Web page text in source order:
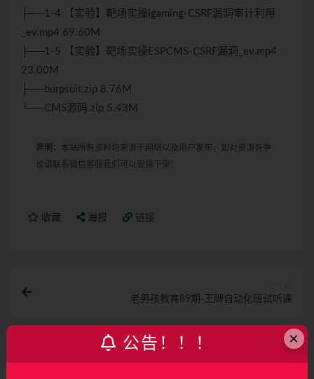
├──1-4 【实验】靶场实操igaming-CSRF漏洞审计利用
_ev.mp4 69.60M
├──1-5 【实验】靶场实操ESPCMS-CSRF漏洞_ev.mp4
23.00M
├──burpsuit.zip 8.76M
└──CMS源码.zip 5.43M
声明： 本站所有资料均来源于网络以及用户发布，如对资源有争
议请联系微信客服我们可以安排下架！
收藏 海报 链接
老男孩教育89期-王牌自动化班试听课
×
公告！！！